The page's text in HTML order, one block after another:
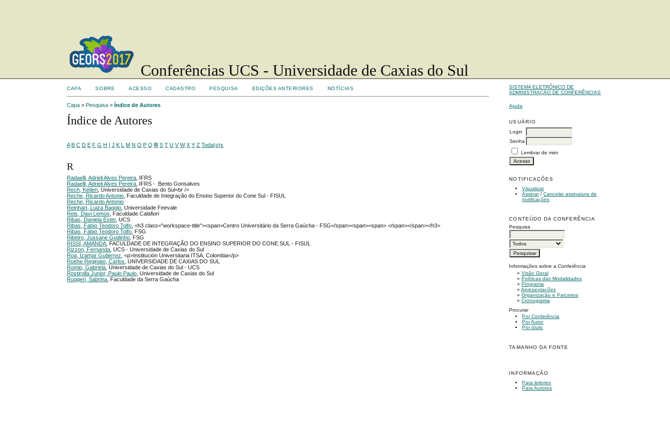
Conferências UCS - Universidade de Caxias do Sul
SISTEMA ELETRÔNICO DE
ADMINISTRAÇÃO DE CONFERÊNCIAS
Ajuda
USUÁRIO
Login
Senha
Lembrar de mim
NOTIFICAÇÕES
Visualizar
Assinar/Cancelar assinatura de
notificações
CONTEÚDO DA CONFERÊNCIA
Pesquisa
Informações sobre a Conferência
»Visão Geral
»Políticas das Modalidades
»Programa
»Apresentações
»Organização e Parceiros
»Cronograma
Procurar
Por Conferência
Por Autor
Por título
TAMANHO DA FONTE
INFORMAÇÃO
Para leitores
Para Autores
CAPA SOBRE ACESSO CADASTRO PESQUISA EDIÇÕES ANTERIORES NOTÍCIAS
Capa >Pesquisa >Índice de Autores
Índice de Autores
A B C D E F G H I J K L M N O P Q R S T U V W X Y Z Toda(o)s
R
Radaelli, Adrieli Alves Pereira , IFRS
Radaelli, Adrieli Alves Pereira , IFRS - Bento Gonsalves
Rech, Kétlen , Universidade de Caxias do Sul<br />
Reche, Ricardo Antonio , Faculdade de Integração do Ensino Superior do Cone Sul - FISUL
Reche, Ricardo Antonio
Reinhart, Luiza Baggio , Universidade Feevale
Reis, Davi Lemos
, Faculdade Calafiori
Ribas, Daniela Ester, UCS
Ribas, Fabio Teodoro Tolfo , <h3 class="workspace-title"><span>Centro Universitário da Serra Gaúcha - FSG</span><span><span> </span></span></h3>
Ribas, Fábio Teodoro Tolfo , FSG
Ribeiro, Jussane Godinho , FSG
RISSI, AMANDA , FACULDADE DE INTEGRAÇÃO DO ENSINO SUPERIOR DO CONE SUL - FISUL
Rizzon, Fernanda , UCS - Universidade de Caxias do Sul
Roa, Izamar Gutierrez , <p>Institución Universitaria ITSA, Colombia</p>
Roehe Reginato, Carlos , UNIVERSIDADE DE CAXIAS DO SUL
Romio, Gabriela , Universidade de Caxias do Sul - UCS
Rostirolla Junior, Paulo Paulo , Universidade de Caxias do Sul
Ruggeri, Sabrina , Faculdade da Serra Gaúcha